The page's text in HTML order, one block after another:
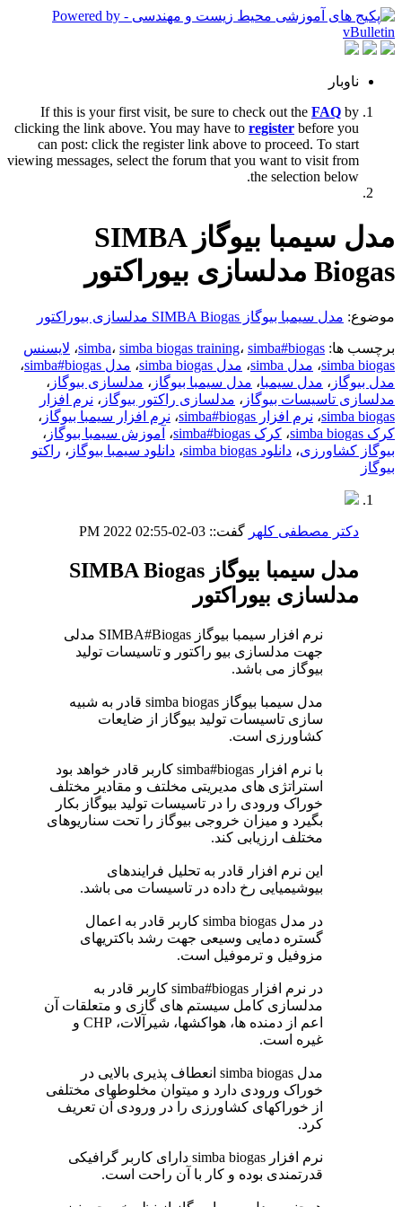
ناوبار
If this is your first visit, be sure to check out the FAQ by
clicking the link above. You may have to register before you
can post: click the register link above to proceed. To start
viewing messages, select the forum that you want to visit from
the selection below.
مدل سیمبا بیوگاز SIMBA
Biogas مدلسازی بیوراکتور
موضوع: مدل سیمبا بیوگاز SIMBA Biogas مدلسازی بیوراکتور
برچسب ها: simba، simba biogas training، simba#biogas ، لایسنس
simba biogas، مدل simba ، مدل simba biogas ، مدل simba#biogas
،
مدل بیوگاز ، مدل سیمبا، مدل سیمبا بیوگاز ، مدلسازی بیوگاز ،
مدلسازی تاسیسات بیوگاز ، مدلسازی راکتور بیوگاز ، نرم افزار
simba biogas، نرم افزار simba#biogas ، نرم افزار سیمبا بیوگاز ،
کرک simba biogas
، کرک simba#biogas ، آموزش سیمبا بیوگاز ،
بیوگاز کشاورزی، دانلود simba biogas ، دانلود سیمبا بیوگاز ، راکتو
بیوگاز
دکتر مصطفی کلهر گفت:: 03-02-2022
02:55 PM
مدل سیمبا بیوگاز SIMBA Biogas
مدلسازی بیوراکتور
نرم افزار سیمبا بیوگاز SIMBA#Biogas مدلی
جهت مدلسازی بیو راکتور و تاسیسات تولید
بیوگاز می باشد.
مدل سیمبا بیوگاز simba biogas قادر به شبیه
سازی تاسیسات تولید بیوگاز از ضایعات
کشاورزی است.
با نرم افزار simba#biogas کاربر قادر خواهد بود
استراتژی های مدیریتی مخلتف و مقادیر مختلف
خوراک ورودی را در تاسیسات تولید بیوگاز بکار
بگیرد و میزان خروجی بیوگاز را تحت سناریوهای
مختلف ارزیابی کند.
این نرم افزار قادر به تحلیل فرایندهای
بیوشیمیایی رخ داده در تاسیسات می باشد.
در مدل simba biogas کاربر قادر به اعمال
گستره دمایی وسیعی جهت رشد باکتریهای
مزوفیل و ترموفیل است.
در نرم افزار simba#biogas کاربر قادر به
مدلسازی کامل سیستم های گازی و متعلقات آن
اعم از دمنده ها، هواکشها، شیرآلات، CHP و
غیره است.
مدل simba biogas انعطاف پذیری بالایی در
خوراک ورودی دارد و میتوان مخلوطهای مختلفی
از خوراکهای کشاورزی را در ورودی آن تعریف
کرد.
نرم افزار simba biogas دارای کاربر گرافیکی
قدرتمندی بوده و کار با آن راحت است.